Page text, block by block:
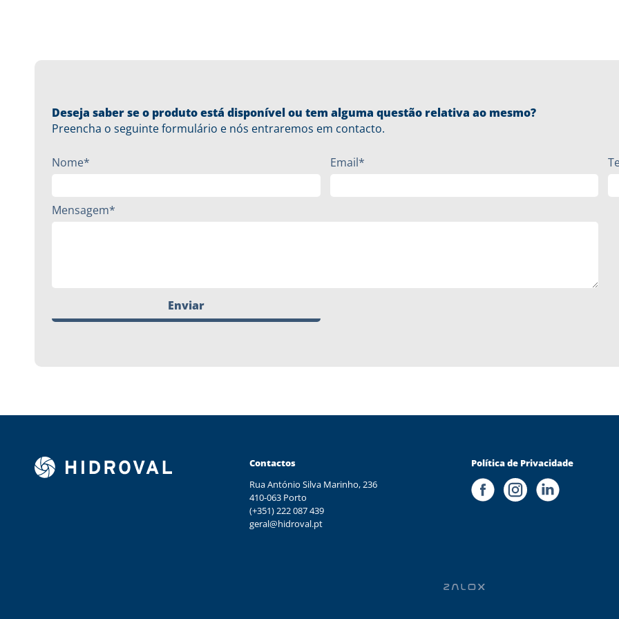
Deseja saber se o produto está disponível ou tem alguma questão relativa ao mesmo?
Preencha o seguinte formulário e nós entraremos em contacto.
Nome* Email*
Mensagem*
Enviar
Contactos
Rua António Silva Marinho, 236
410-063 Porto
(+351) 222 087 439
geral@hidroval.pt
Política de Privacidade